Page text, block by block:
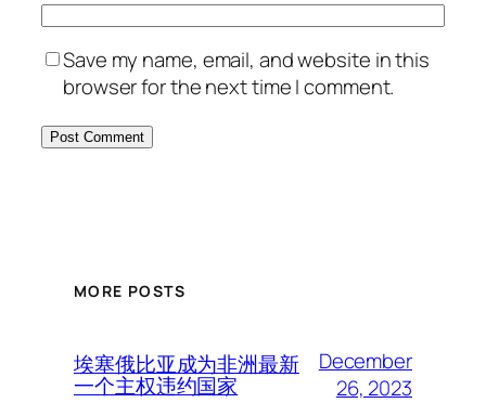
Save my name, email, and website in this
browser for the next time I comment.
MORE POSTS
埃塞俄比亚成为非洲最新
一个主权违约国家
December
26, 2023